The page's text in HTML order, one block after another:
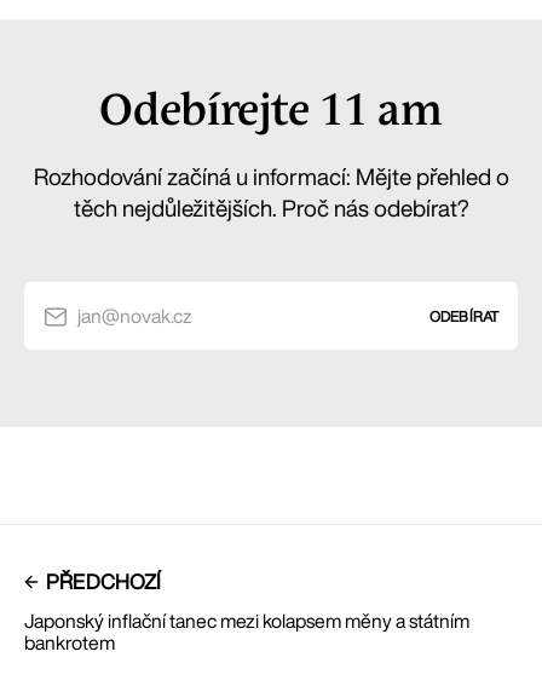
Odebírejte 11 am
Rozhodování začíná u informací: Mějte přehled o
těch nejdůležitějších. Proč nás odebírat?
jan@novak.cz ODEBÍRAT
PŘEDCHOZÍ
Japonský inflační tanec mezi kolapsem měny a státním
bankrotem